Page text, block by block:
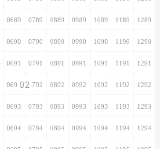
0689 0789 0889 0989 1089 1189 1289
0690 0790 0890 0990 1090 1190 1290
0691 0791 0891 0991 1091 1191 1291
0692920792 0892 0992 1092 1192 1292
0693 0793 0893 0993 1093 1193 1293
0694 0794 0894 0994 1094 1194 1294